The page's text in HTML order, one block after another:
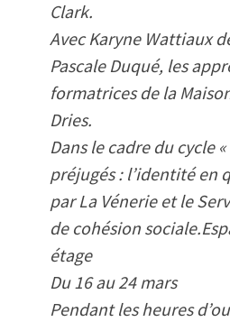
Clark.
Avec Karyne Wattiaux
Pascale Duqué, les
formatrices de la
Dries.
Dans le cadre du cycle
préjugés : l’identité en
par La Vénerie et le
de cohésion sociale.
étage
Du 16 au 24 mars
Pendant les heures